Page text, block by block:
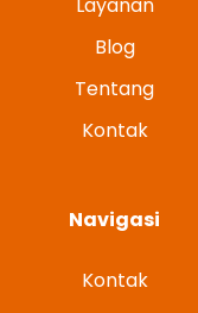
Blog
Tentang
Kontak
Navigasi
Kontak